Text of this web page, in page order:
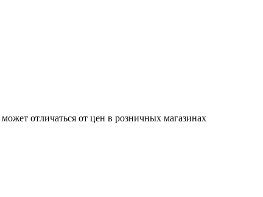
отличаться от цен в розничных магазинах